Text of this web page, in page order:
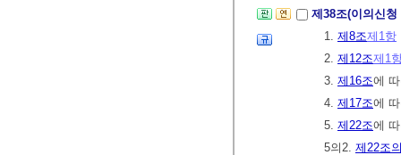
제38조(이의신
1. 제8조제1항
2. 제12조제1
3. 제16조에
4. 제17조에
5. 제22조에
5의2. 제22조